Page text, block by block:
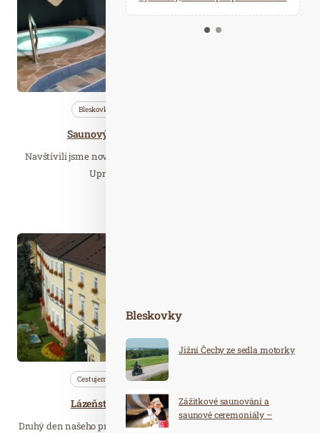
Kalendář událostí
Odebírejte náš newsletter
Bleskovky
Saunový svět Tropicana Hradec Králové
Navštívili jsme nový saunový svět Tropicana v Hradci Králové.
Uprostřed léta jsme relaxovali v…
Cestujeme Nezařazené
Lázeňství v Královéhradeckém kraji II.
Druhý den našeho press tripu pokračoval v Janských Lázních. Své
Bleskovky
Jižní Čechy ze sedla motorky
Zážitkové saunování a
saunové ceremoniály –